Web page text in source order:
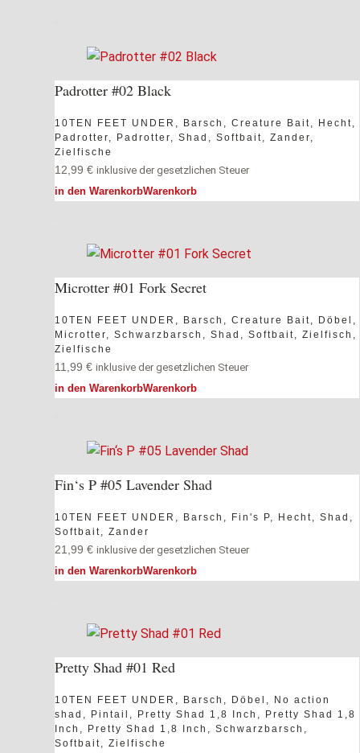
Padrotter #02 Black
10TEN FEET UNDER , Barsch , Creature Bait, Hecht,
Padrotter, Padrotter, Shad , Softbait, Zander,
Zielfische
12,99 € inklusive der gesetzlichen Steuer
in den WarenkorbWarenkorb
Microtter #01 Fork Secret
10TEN FEET UNDER , Barsch , Creature Bait, Döbel ,
Microtter, Schwarzbarsch , Shad , Softbait, Zielfisch ,
Zielfische
11,99 € inklusive der gesetzlichen Steuer
in den WarenkorbWarenkorb
Fin‘s P #05 Lavender Shad
10TEN FEET UNDER , Barsch , Fin's P, Hecht, Shad ,
Softbait, Zander
21,99 € inklusive der gesetzlichen Steuer
in den WarenkorbWarenkorb
Pretty Shad #01 Red
10TEN FEET UNDER Barsch Döbel
No action
shad
Pintail Pretty Shad 1,8 Inch
Pretty Shad 1,8
Inch
Pretty Shad 1,8 Inch Schwarzbarsch
Softbait
Zielfische